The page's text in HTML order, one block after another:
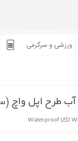
ورزشی و سرگرمی
Waterproof LED